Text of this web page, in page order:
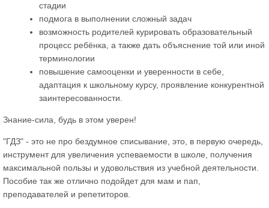
стадии
подмога в выполнении сложный задач
возможность родителей курировать образовательный
процесс ребёнка, а также дать объяснение той или иной
терминологии
повышение самооценки и уверенности в себе,
адаптация к школьному курсу, проявление конкурентной
заинтересованности.
Знание-сила, будь в этом уверен!
"ГДЗ" - это не про бездумное списывание, это, в первую очередь,
инструмент для увеличения успеваемости в школе, получения
максимальной пользы и удовольствия из учебной деятельности.
Пособие так же отлично подойдет для мам и пап,
преподавателей и репетиторов.